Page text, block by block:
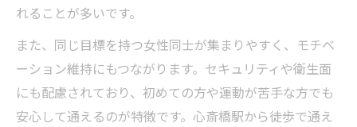
れることが多いです。
また、同じ目標を持つ女性同士が集まりやすく、モチベ
ーション維持にもつながります。セキュリティや衛生面
にも配慮されており、初めての方や運動が苦手な方でも
安心して通えるのが特徴です。心斎橋駅から徒歩で通え